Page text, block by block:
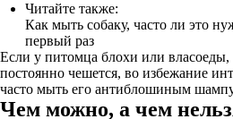
Читайте также:
Как мыть собаку, часто ли это
первый раз
Если у питомца блохи или власоеды,
постоянно чешется, во избежание
часто мыть его антиблошиным
Чем можно, а чем